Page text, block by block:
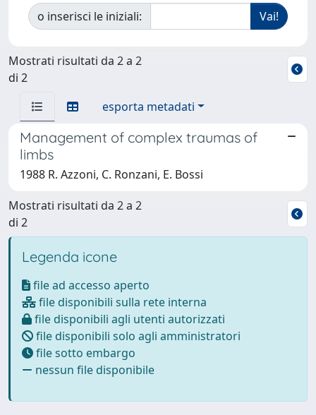
o inserisci le iniziali:
Mostrati risultati da 2 a 2
di 2
esporta metadati
Management of complex traumas of
limbs
1988 R. Azzoni, C. Ronzani, E. Bossi
Mostrati risultati da 2 a 2
di 2
Legenda icone
file ad accesso aperto
file disponibili sulla rete interna
file disponibili agli utenti autorizzati
file disponibili solo agli amministratori
file sotto embargo
nessun file disponibile